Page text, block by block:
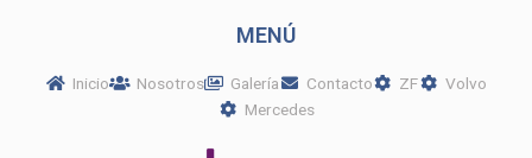
MENÚ
Inicio Nosotros Galería Contacto ZF
Volvo
Mercedes